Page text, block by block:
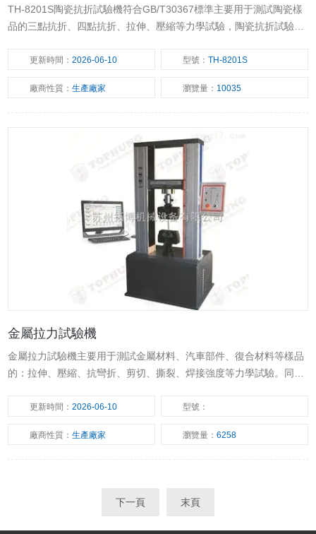
TH-8201S陶瓷抗折試驗機符合GB/T30367標準主要用于測試陶瓷樣
品的三點抗折、四點抗折、拉伸、壓縮等力學試驗，陶瓷抗折試驗機*
可靠、使用方便等優點。
更新時間：2026-06-10 型號：TH-8201S
廠商性質：生產廠家 瀏覽量： 10035
金屬拉力試驗機
金屬拉力試驗機主要用于測試金屬材料、汽車部件、復合材料等樣品
的：拉伸、壓縮、抗彎折、剪切、撕裂、焊接強度等力學試驗。同時
種標準進行試驗和數據處理。
更新時間：2026-06-10 型號：
廠商性質：生產廠家 瀏覽量：6258
下一頁 末頁